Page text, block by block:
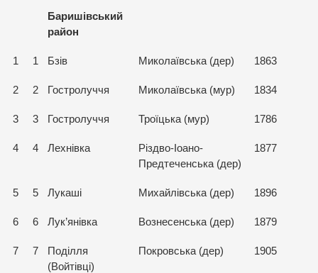
Баришівський
район
1 1 Бзів Миколаївська (дер) 1863
2 2 Гостролуччя Миколаївська (мур) 1834
3 3 Гостролуччя Троїцька (мур) 1786
4 4 Лехнівка
Різдво-Іоано-
Предтеченська (дер)
1877
5 5 Лукаші Михайлівська (дер) 1896
6 6 Лук’янівка Вознесенська (дер) 1879
7 7
Поділля
(Войтівці)
Покровська (дер) 1905